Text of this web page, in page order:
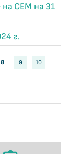
на СЕМ на 31
г.
8 9 10